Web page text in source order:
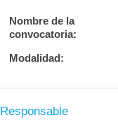
Nombre de la
convocatoria:
Modalidad:
Responsable